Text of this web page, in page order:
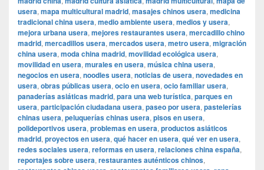
usera, mapa multicultural madrid, masajes chinos usera, medicina
tradicional china usera, medio ambiente usera, medios y usera,
mejora urbana usera, mejores restaurantes usera, mercadillo chino
madrid, mercadillos usera, mercados usera, metro usera, migración
china usera, moda china madrid, movilidad ecológica usera,
movilidad en usera, murales en usera, música china usera,
negocios en usera, noodles usera, noticias de usera, novedades en
usera, obras públicas usera, ocio en usera, ocio familiar usera,
panaderías asiáticas madrid, para una web turística, parques en
usera, participación ciudadana usera, paseo por usera, pastelerías
chinas usera, peluquerías chinas usera, pisos en usera,
polideportivos usera, problemas en usera, productos asiáticos
madrid, proyectos en usera, qué hacer en usera, qué ver en usera,
redes sociales usera, reformas en usera, relaciones china españa,
reportajes sobre usera, restaurantes auténticos chinos,